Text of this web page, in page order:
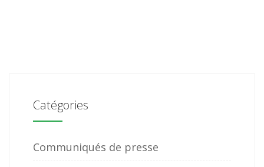
Catégories
Communiqués de presse